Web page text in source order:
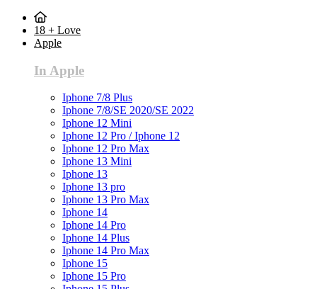
18 + Love
Apple
In Apple
Iphone 7/8 Plus
Iphone 7/8/SE 2020/SE 2022
Iphone 12 Mini
Iphone 12 Pro / Iphone 12
Iphone 12 Pro Max
Iphone 13 Mini
Iphone 13
Iphone 13 pro
Iphone 13 Pro Max
Iphone 14
Iphone 14 Pro
Iphone 14 Plus
Iphone 14 Pro Max
Iphone 15
Iphone 15 Pro